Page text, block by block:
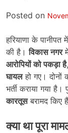
Posted on
हरियाणा के
की है।विकास नगर
आरोपियों को पकड़ा है
घायलहो गए। दोनों
भर्ती कराया गया
कारतूसबरामद किए
क्या था पूरा